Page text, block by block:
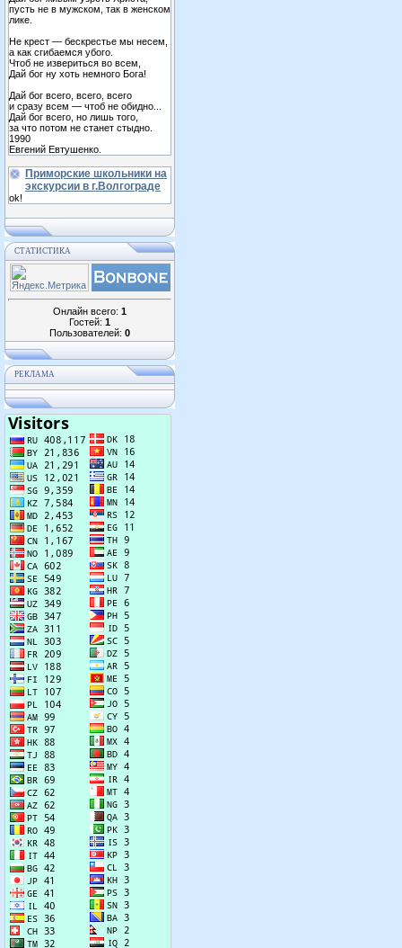
пусть не в мужском, так в женском
лике.
Не крест — бескрестье мы несем,
а как сгибаемся убого.
Чтоб не извериться во всем,
Дай бог ну хоть немного Бога!
Дай бог всего, всего, всего
и сразу всем — чтоб не обидно...
Дай бог всего, но лишь того,
за что потом не станет стыдно.
1990
Евгений Евтушенко.
Приморские школьники на
экскурсии в г.Волгограде
ok!
СТАТИСТИКА
Онлайн всего: 1
Гостей: 1
Пользователей: 0
РЕКЛАМА